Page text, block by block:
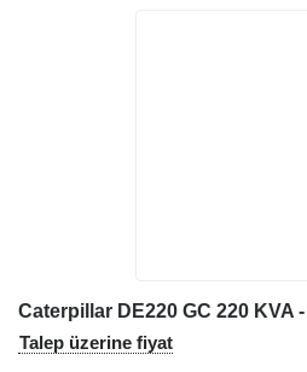
Talep üzerine fiyat